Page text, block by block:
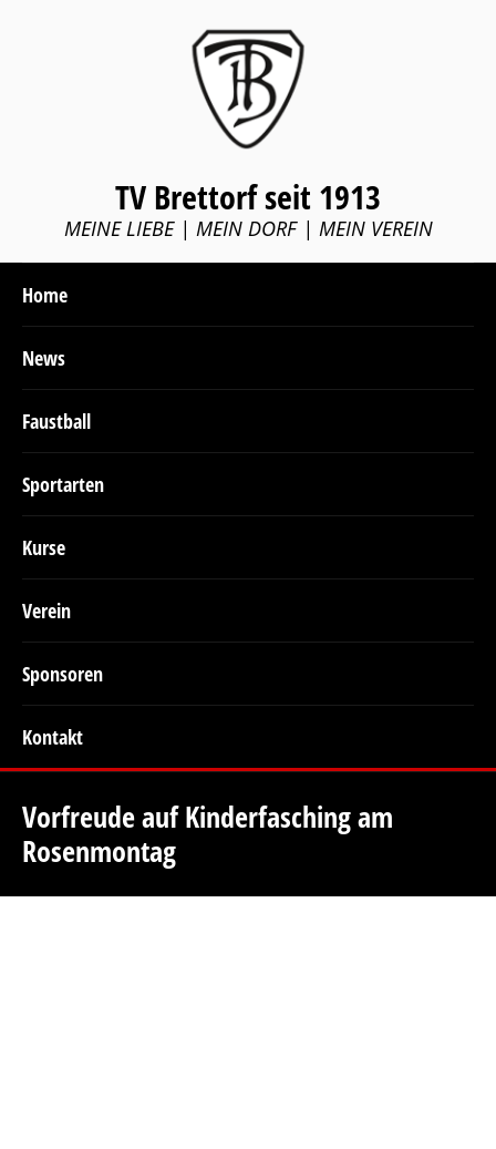
TV Brettorf seit 1913
MEINE LIEBE | MEIN DORF | MEIN VEREIN
Home
News
Faustball
Sportarten
Kurse
Verein
Sponsoren
Kontakt
Vorfreude auf Kinderfasching am
Rosenmontag